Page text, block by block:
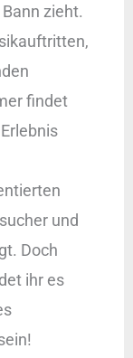
zieht.
findet
und
Doch
ihr es